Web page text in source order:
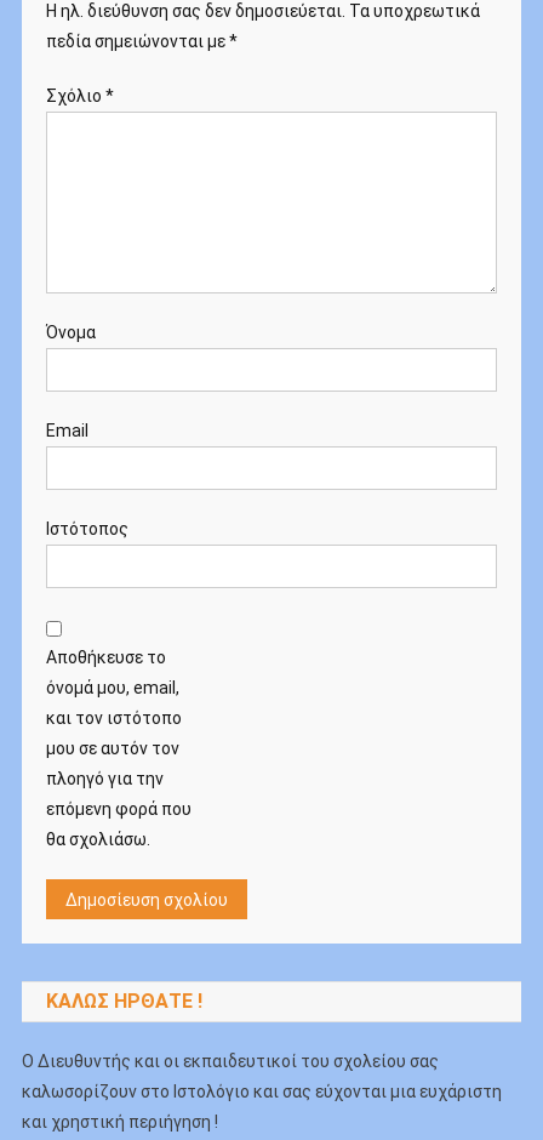
Η ηλ. διεύθυνση σας δεν δημοσιεύεται. Τα υποχρεωτικά
πεδία σημειώνονται με*
Σχόλιο *
Όνομα
Email
Ιστότοπος
Αποθήκευσε το
όνομά μου, email,
και τον ιστότοπο
μου σε αυτόν τον
πλοηγό για την
επόμενη φορά που
θα σχολιάσω.
ΚΑΛΏΣ ΉΡΘΑΤΕ !
Ο Διευθυντής και οι εκπαιδευτικοί του σχολείου σας
καλωσορίζουν στο Ιστολόγιo και σας εύχονται μια ευχάριστη
και χρηστική περιήγηση !